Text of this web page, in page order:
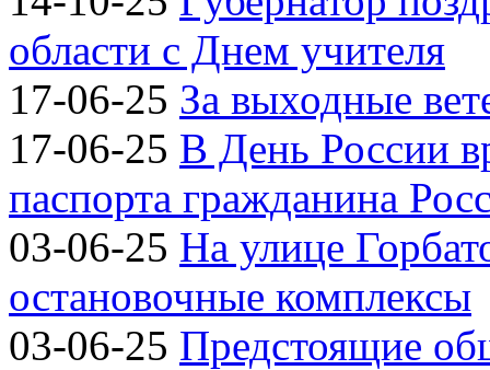
области с Днем учителя
17-06-25 За выходные
17-06-25 В День России
паспорта гражданина
03-06-25 На улице
остановочные комплексы
03-06-25 Предстоящие